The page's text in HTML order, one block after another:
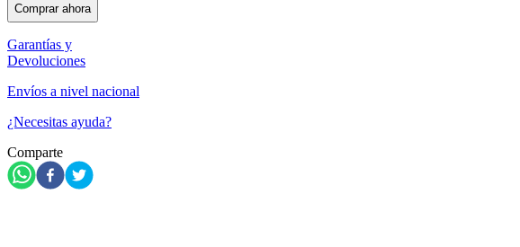
Comprar ahora
Garantías y
Devoluciones
Envíos a nivel nacional
¿Necesitas ayuda?
Comparte